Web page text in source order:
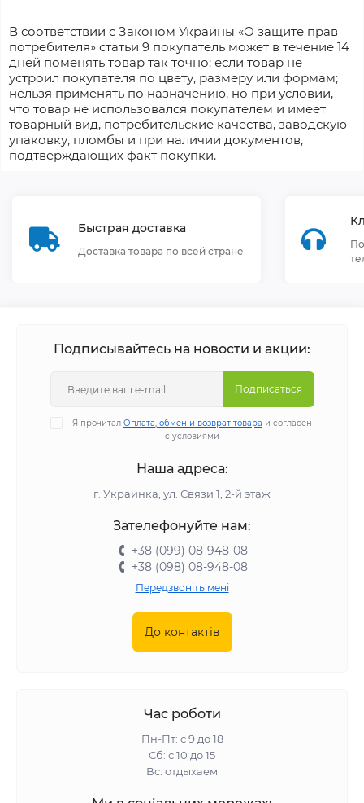
В соответствии с Законом Украины «О защите прав
потребителя» статьи 9 покупатель может в течение 14
дней поменять товар так точно: если товар не
устроил покупателя по цвету, размеру или формам;
нельзя применять по назначению, но при условии,
что товар не использовался покупателем и имеет
товарный вид, потребительские качества, заводскую
упаковку, пломбы и при наличии документов,
подтверждающих факт покупки.
Быстрая доставка
Доставка товара по всей стране
Подписывайтесь на новости и акции:
Подписаться
Я прочитал Оплата, обмен и возврат товара и согласен
с условиями
Наша адреса:
г. Украинка, ул. Связи 1, 2-й этаж
Зателефонуйте нам:
+38 (099) 08-948-08
+38 (098) 08-948-08
Передзвоніть мені
До контактів
Час роботи
Пн-Пт: с 9 до 18
Сб: с 10 до 15
Вс: отдыхаем